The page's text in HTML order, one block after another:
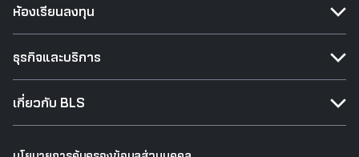
ห้องเรียนลงทุน
ธุรกิจและบริการ
เกี่ยวกับ BLS